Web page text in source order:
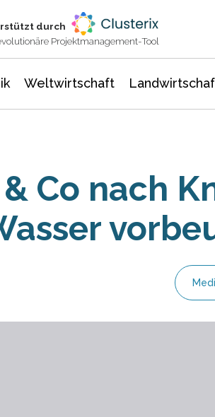
durch
Projektmanagement-Tool
Weltwirtschaft
Co nach